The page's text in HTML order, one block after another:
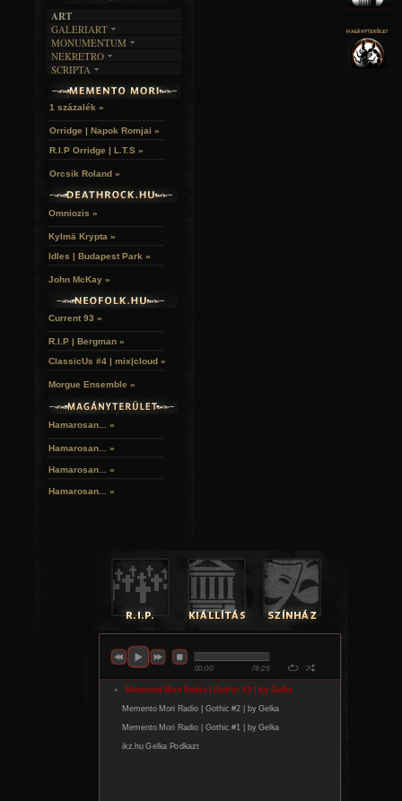
ART
GALERIART
ARTGALERI
KÉPREGÉNYEK
LAKÁSKULTS
MONUMENTUM
TEMETŐK
TEMPLOMOK
VÁRAK
HELYEK
NEKRETRO
SZUBKULT
FEKETE LYUK
RELIKVIÁK
SCRIPTA
NOVELLÁK
VERSEK
1 százalék »
Orridge | Napok Romjai »
R.I.P Orridge | L.T.S »
Orcsik Roland »
Omniozis »
Kylmä Krypta »
Idles | Budapest Park »
John McKay »
Current 93 »
R.I.P | Bergman »
ClassicUs #4 | mix|cloud »
Morgue Ensemble »
Hamarosan... »
Hamarosan... »
Hamarosan... »
Hamarosan... »